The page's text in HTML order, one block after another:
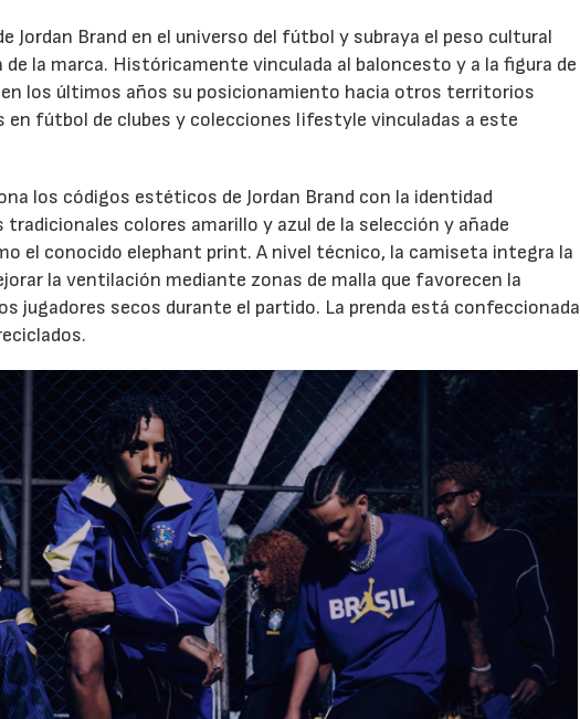
Jordan Brand en el universo del fútbol y subraya el peso cultural
la marca. Históricamente vinculada al baloncesto y a la figura de
en los últimos años su posicionamiento hacia otros territorios
fútbol de clubes y colecciones lifestyle vinculadas a este
los códigos estéticos de Jordan Brand con la identidad
colores amarillo y azul de la selección y añade
el conocido elephant print. A nivel técnico, la camiseta integra la
la ventilación mediante zonas de malla que favorecen la
jugadores secos durante el partido. La prenda está confeccionada